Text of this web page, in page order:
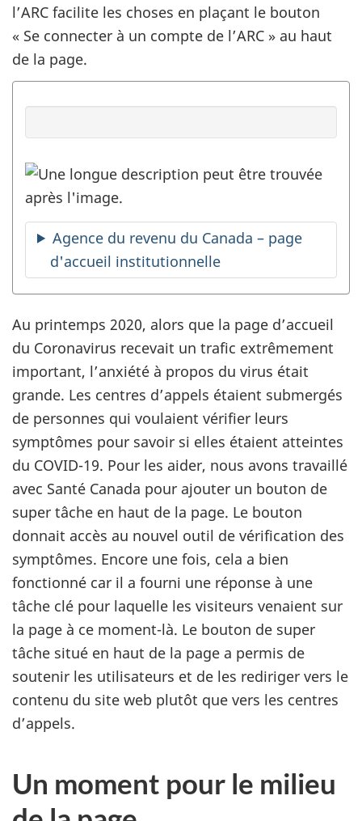
l’ARC facilite les choses en plaçant le bouton
« Se connecter à un compte de l’ARC » au haut
de la page.
Agence du revenu du Canada – page
d'accueil institutionnelle
Au printemps 2020, alors que la page d’accueil
du Coronavirus recevait un trafic extrêmement
important, l’anxiété à propos du virus était
grande. Les centres d’appels étaient submergés
de personnes qui voulaient vérifier leurs
symptômes pour savoir si elles étaient atteintes
du COVID-19. Pour les aider, nous avons travaillé
avec Santé Canada pour ajouter un bouton de
super tâche en haut de la page. Le bouton
donnait accès au nouvel outil de vérification des
symptômes. Encore une fois, cela a bien
fonctionné car il a fourni une réponse à une
tâche clé pour laquelle les visiteurs venaient sur
la page à ce moment-là. Le bouton de super
tâche situé en haut de la page a permis de
soutenir les utilisateurs et de les rediriger vers le
contenu du site web plutôt que vers les centres
d’appels.
Un moment pour le milieu